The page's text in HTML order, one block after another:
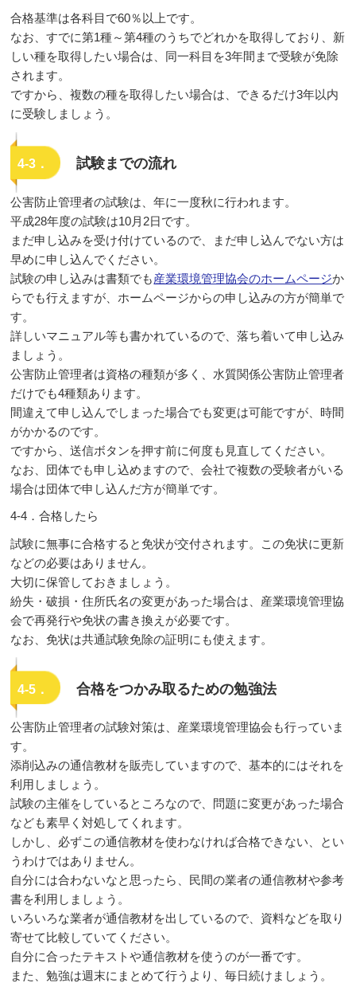
合格基準は各科目で60％以上です。
なお、すでに第1種～第4種のうちでどれかを取得しており、新
しい種を取得したい場合は、同一科目を3年間まで受験が免除
されます。
ですから、複数の種を取得したい場合は、できるだけ3年以内
に受験しましょう。
4-3． 試験までの流れ
公害防止管理者の試験は、年に一度秋に行われます。
平成28年度の試験は10月2日です。
まだ申し込みを受け付けているので、まだ申し込んでない方は
早めに申し込んでください。
試験の申し込みは書類でも産業環境管理協会のホームページか
らでも行えますが、ホームページからの申し込みの方が簡単で
す。
詳しいマニュアル等も書かれているので、落ち着いて申し込み
ましょう。
公害防止管理者は資格の種類が多く、水質関係公害防止管理者
だけでも4種類あります。
間違えて申し込んでしまった場合でも変更は可能ですが、時間
がかかるのです。
ですから、送信ボタンを押す前に何度も見直してください。
なお、団体でも申し込めますので、会社で複数の受験者がいる
場合は団体で申し込んだ方が簡単です。
4-4．合格したら
試験に無事に合格すると免状が交付されます。この免状に更新
などの必要はありません。
大切に保管しておきましょう。
紛失・破損・住所氏名の変更があった場合は、産業環境管理協
会で再発行や免状の書き換えが必要です。
なお、免状は共通試験免除の証明にも使えます。
4-5． 合格をつかみ取るための勉強法
公害防止管理者の試験対策は、産業環境管理協会も行っていま
す。
添削込みの通信教材を販売していますので、基本的にはそれを
利用しましょう。
試験の主催をしているところなので、問題に変更があった場合
なども素早く対処してくれます。
しかし、必ずこの通信教材を使わなければ合格できない、とい
うわけではありません。
自分には合わないなと思ったら、民間の業者の通信教材や参考
書を利用しましょう。
いろいろな業者が通信教材を出しているので、資料などを取り
寄せて比較していてください。
自分に合ったテキストや通信教材を使うのが一番です。
また、勉強は週末にまとめて行うより、毎日続けましょう。